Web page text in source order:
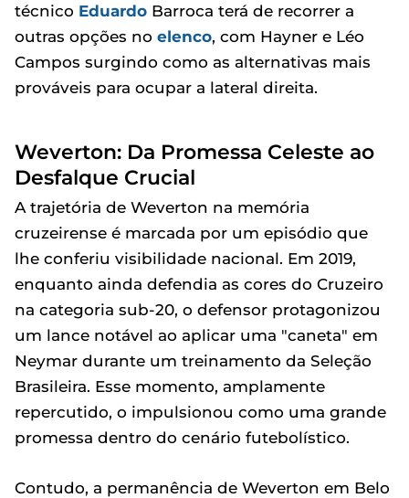
técnico Eduardo Barroca terá de recorrer a
outras opções no elenco, com Hayner e Léo
Campos surgindo como as alternativas mais
prováveis para ocupar a lateral direita.
Weverton: Da Promessa Celeste ao
Desfalque Crucial
A trajetória de Weverton na memória
cruzeirense é marcada por um episódio que
lhe conferiu visibilidade nacional. Em 2019,
enquanto ainda defendia as cores do Cruzeiro
na categoria sub-20, o defensor protagonizou
um lance notável ao aplicar uma "caneta" em
Neymar durante um treinamento da Seleção
Brasileira. Esse momento, amplamente
repercutido, o impulsionou como uma grande
promessa dentro do cenário futebolístico.
Contudo, a permanência de Weverton em Belo